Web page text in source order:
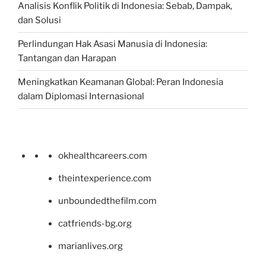
Analisis Konflik Politik di Indonesia: Sebab, Dampak,
dan Solusi
Perlindungan Hak Asasi Manusia di Indonesia:
Tantangan dan Harapan
Meningkatkan Keamanan Global: Peran Indonesia
dalam Diplomasi Internasional
okhealthcareers.com
theintexperience.com
unboundedthefilm.com
catfriends-bg.org
marianlives.org